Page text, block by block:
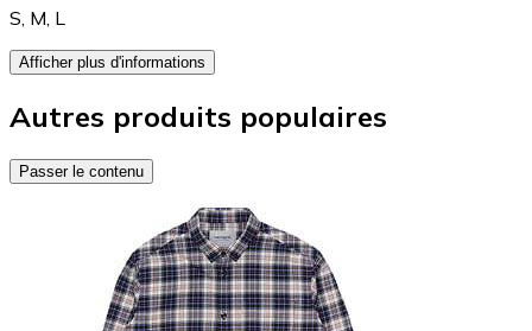
S, M, L
Afficher plus d'informations
Autres produits populaires
Passer le contenu